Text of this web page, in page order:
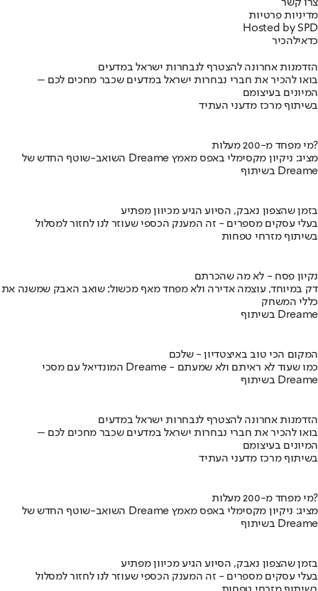
צרו קשר
מדיניות פרטיות
Hosted by SPD
כדאילהכיר
הזדמנות אחרונה להצטרף לנבחרות ישראל במדעים
בואו להכיר את חברי נבחרות ישראל במדעים שכבר מחכים לכם –
המיונים בעיצומם
בשיתוף מרכז מדעני העתיד
מי מפחד מ-200 מעלות?
השואב-שוטף החדש של Dreame מציג: ניקיון מקסימלי באפס מאמץ
בשיתוף Dreame
בזמן שהצפון נאבק, הסיוע הגיע מכיוון מפתיע
בעלי עסקים מספרים - זה המענק הכספי שעוזר לנו לחזור למסלול
בשיתוף מזרחי טפחות
נקיון פסח - לא מה שהכרתם
דק במיוחד, עוצמה אדירה ולא מפחד מאף מכשול: שואב האבק שמשנה את
כללי המשחק
בשיתוף Dreame
המקום הכי טוב באיצטדיון - שלכם
המונדיאל עם מסכי Dreame - כמו שעוד לא ראיתם ולא שמעתם
בשיתוף Dreame
הזדמנות אחרונה להצטרף לנבחרות ישראל במדעים
בואו להכיר את חברי נבחרות ישראל במדעים שכבר מחכים לכם –
המיונים בעיצומם
בשיתוף מרכז מדעני העתיד
מי מפחד מ-200 מעלות?
השואב-שוטף החדש של Dreame מציג: ניקיון מקסימלי באפס מאמץ
בשיתוף Dreame
בזמן שהצפון נאבק, הסיוע הגיע מכיוון מפתיע
בעלי עסקים מספרים - זה המענק הכספי שעוזר לנו לחזור למסלול